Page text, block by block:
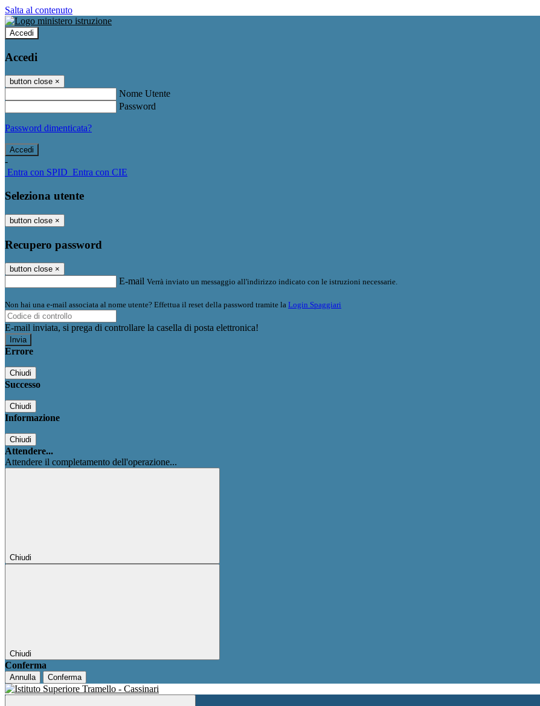
Salta al contenuto
Accedi
Accedi
button close ×
Nome Utente
Password
Password dimenticata?
-
Entra con SPID Entra con CIE
Seleziona utente
button close ×
Recupero password
button close ×
E-mail Verrà inviato un messaggio all'indirizzo indicato con le istruzioni necessarie.
Non hai una e-mail associata al nome utente? Effettua il reset della password tramite la Login Spaggiari
E-mail inviata, si prega di controllare la casella di posta elettronica!
Errore
Chiudi
Successo
Chiudi
Informazione
Chiudi
Attendere...
Attendere il completamento dell'operazione...
Chiudi
Chiudi
Conferma
Annulla Conferma